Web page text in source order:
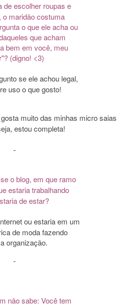
de escolher roupas e
o maridão costuma
o que ele acha ou
que acham
bem em você, meu
(digno! <3)
se ele achou legal,
uso o que gosto!
muito das minhas micro saias
estou completa!
-
o blog, em que ramo
estaria trabalhando
de estar?
ou estaria em um
de moda fazendo
organização.
-
não sabe: Você tem